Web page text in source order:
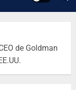
de Goldman